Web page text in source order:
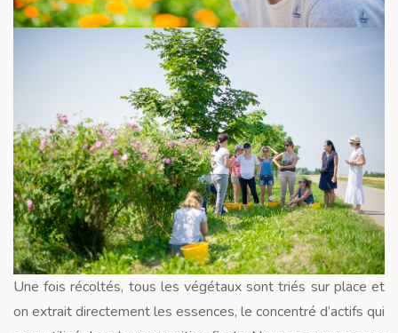
Une fois récoltés, tous les végétaux sont triés sur place et
on extrait directement les essences, le concentré d’actifs qui